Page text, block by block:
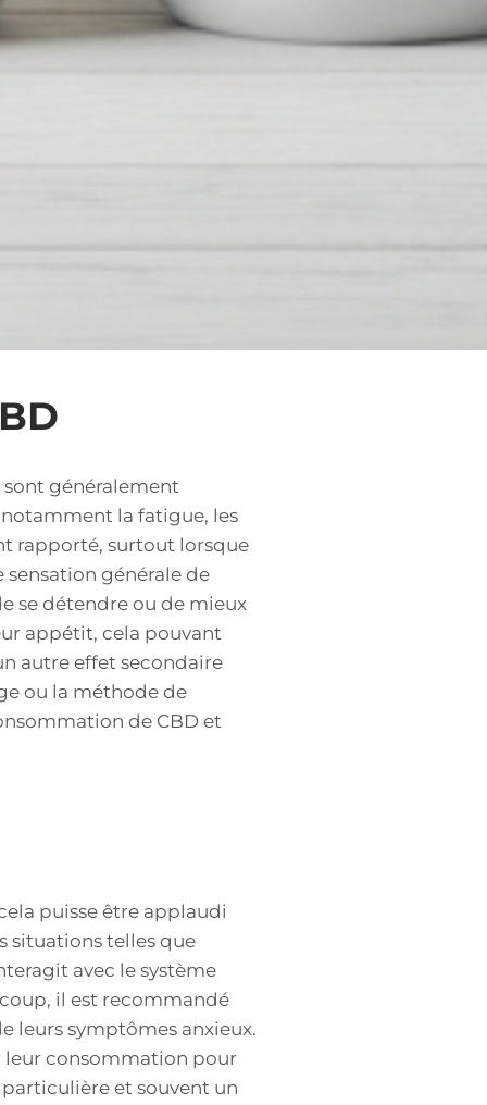
généralement
la fatigue, les
rapporté, surtout lorsque
sensation générale de
se détendre ou de mieux
appétit, cela pouvant
autre effet secondaire
ou la méthode de
de CBD et
puisse être applaudi
situations telles que
avec le système
il est recommandé
leurs symptômes anxieux.
leur consommation pour
et souvent un